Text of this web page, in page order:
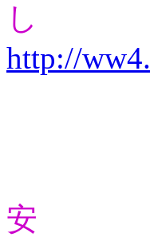
し
http://
味
安